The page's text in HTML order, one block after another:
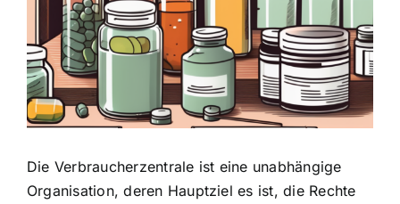
Die Verbraucherzentrale ist eine unabhängige
Organisation, deren Hauptziel es ist, die Rechte